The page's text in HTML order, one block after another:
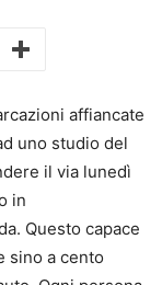
affiancate
uno studio del
il via lunedì
in
Questo capace
sino a cento